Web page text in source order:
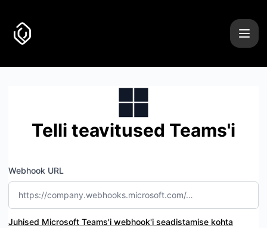
Telli teavitused Teams'i
Webhook URL
Juhised Microsoft Teams'i webhook'i seadistamise kohta